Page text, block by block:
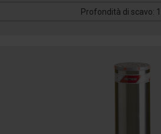
Profondità di scavo: